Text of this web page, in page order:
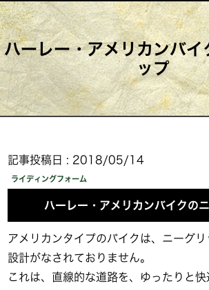
ハーレー・アメリカンバイ
ップ
記事投稿日 : 2018/05/14
ライディングフォーム
ハーレー・アメリカンバイクの
アメリカンタイプのバイクは、ニーグ
設計がなされておりません。
これは、直線的な道路を、ゆったりと